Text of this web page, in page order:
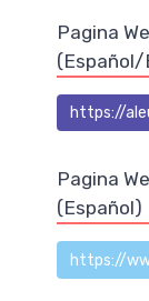
Pagina
(Español/
https://
Pagina
(Español)
https://